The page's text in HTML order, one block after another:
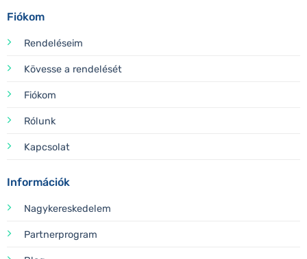
Fiókom
Rendeléseim
Kövesse a rendelését
Fiókom
Rólunk
Kapcsolat
Információk
Nagykereskedelem
Partnerprogram